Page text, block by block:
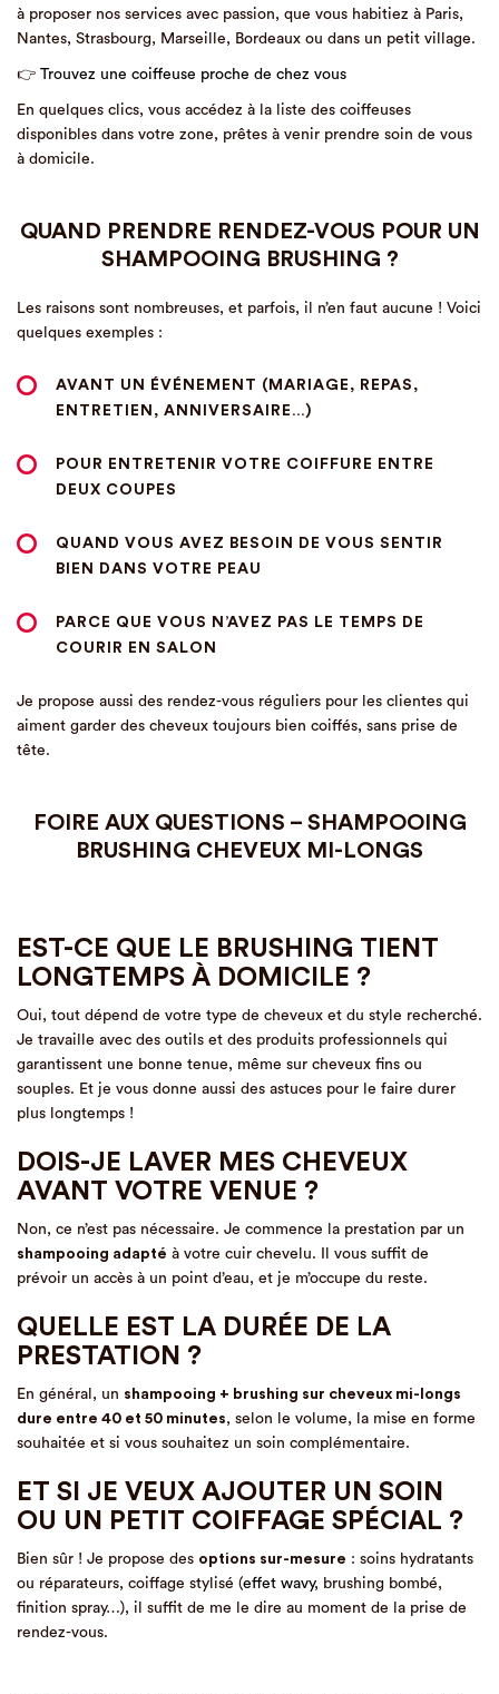
à proposer nos services avec passion, que vous habitiez à Paris,
Nantes, Strasbourg, Marseille, Bordeaux ou dans un petit village.
👉 Trouvez une coiffeuse proche de chez vous
En quelques clics, vous accédez à la liste des coiffeuses
disponibles dans votre zone, prêtes à venir prendre soin de vous
à domicile.
QUAND PRENDRE RENDEZ-VOUS POUR UN
SHAMPOOING BRUSHING ?
Les raisons sont nombreuses, et parfois, il n’en faut aucune ! Voici
quelques exemples :
AVANT UN ÉVÉNEMENT (MARIAGE, REPAS,
ENTRETIEN, ANNIVERSAIRE…)
POUR ENTRETENIR VOTRE COIFFURE ENTRE
DEUX COUPES
QUAND VOUS AVEZ BESOIN DE VOUS SENTIR
BIEN DANS VOTRE PEAU
PARCE QUE VOUS N’AVEZ PAS LE TEMPS DE
COURIR EN SALON
Je propose aussi des rendez-vous réguliers pour les clientes qui
aiment garder des cheveux toujours bien coiffés, sans prise de
tête.
FOIRE AUX QUESTIONS – SHAMPOOING
BRUSHING CHEVEUX MI-LONGS
EST-CE QUE LE BRUSHING TIENT
LONGTEMPS À DOMICILE ?
Oui, tout dépend de votre type de cheveux et du style recherché.
Je travaille avec des outils et des produits professionnels qui
garantissent une bonne tenue, même sur cheveux fins ou
souples. Et je vous donne aussi des astuces pour le faire durer
plus longtemps !
DOIS-JE LAVER MES CHEVEUX
AVANT VOTRE VENUE ?
Non, ce n’est pas nécessaire. Je commence la prestation par un
shampooing adapté à votre cuir chevelu. Il vous suffit de
prévoir un accès à un point d’eau, et je m’occupe du reste.
QUELLE EST LA DURÉE DE LA
PRESTATION ?
En général, un shampooing + brushing sur cheveux mi-longs
dure entre 40 et 50 minutes, selon le volume, la mise en forme
souhaitée et si vous souhaitez un soin complémentaire.
ET SI JE VEUX AJOUTER UN SOIN
OU UN PETIT COIFFAGE SPÉCIAL ?
Bien sûr ! Je propose des options sur-mesure : soins hydratants
ou réparateurs, coiffage stylisé (effet wavy, brushing bombé,
finition spray…), il suffit de me le dire au moment de la prise de
rendez-vous.